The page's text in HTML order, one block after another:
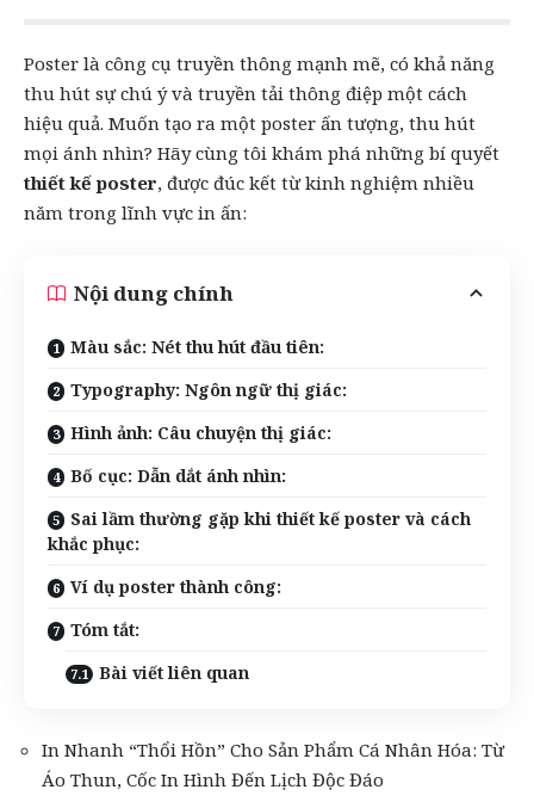
Poster là công cụ truyền thông mạnh mẽ, có khả năng
thu hút sự chú ý và truyền tải thông điệp một cách
hiệu quả. Muốn tạo ra một poster ấn tượng, thu hút
mọi ánh nhìn? Hãy cùng tôi khám phá những bí quyết
thiết kế poster, được đúc kết từ kinh nghiệm nhiều
năm trong lĩnh vực in ấn:
Nội dung chính
Màu sắc: Nét thu hút đầu tiên:
Typography: Ngôn ngữ thị giác:
Hình ảnh: Câu chuyện thị giác:
Bố cục: Dẫn dắt ánh nhìn:
Sai lầm thường gặp khi thiết kế poster và cách
khắc phục:
Ví dụ poster thành công:
Tóm tắt:
Bài viết liên quan
In Nhanh “Thổi Hồn” Cho Sản Phẩm Cá Nhân Hóa: Từ
Áo Thun, Cốc In Hình Đến Lịch Độc Đáo